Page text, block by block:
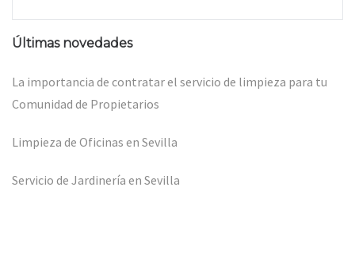
Últimas novedades
La importancia de contratar el servicio de limpieza para tu
Comunidad de Propietarios
Limpieza de Oficinas en Sevilla
Servicio de Jardinería en Sevilla